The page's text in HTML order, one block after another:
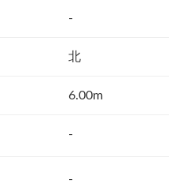
-
北
6.00m
-
-